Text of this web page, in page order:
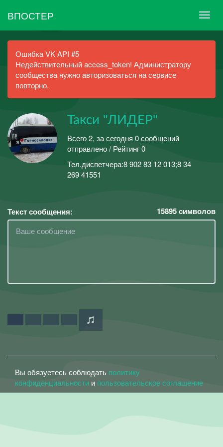
ВПОСТЕР
Ошибка VK API #5
Недействительный access_token! Администратору
сообщества нужно авторизоваться на сервисе
повторно.
Такси "ЛИДЕР"
Всего 2, за сегодня 0 сообщений
отправлено / Рейтинг 0
Тел.диспетчера:8 902 83 12 013;8 34
269 41551
Текст сообщения: 15895символов
Вы обязуетесь соблюдать политику
конфиденциальности и пользовательское соглашение